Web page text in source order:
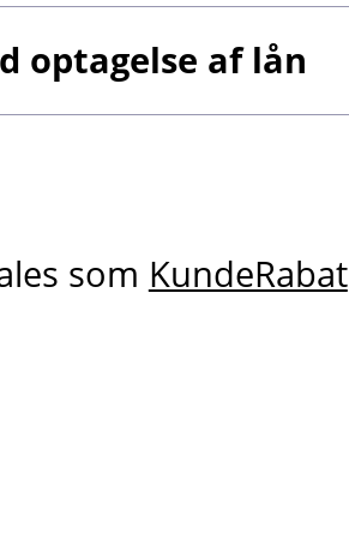
optagelse af lån
som KundeRabat